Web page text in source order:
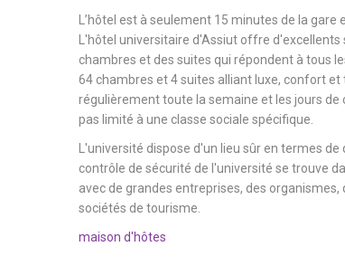
L’hôtel est à seulement 15 minutes de la gare
L'hôtel universitaire d'Assiut offre d'excellents
chambres et des suites qui répondent à tous
64 chambres et 4 suites alliant luxe, confort
régulièrement toute la semaine et les jours
pas limité à une classe sociale spécifique.
L'université dispose d'un lieu sûr en termes de
contrôle de sécurité de l'université se trouve
avec de grandes entreprises, des
sociétés de tourisme.
maison d'hôtes